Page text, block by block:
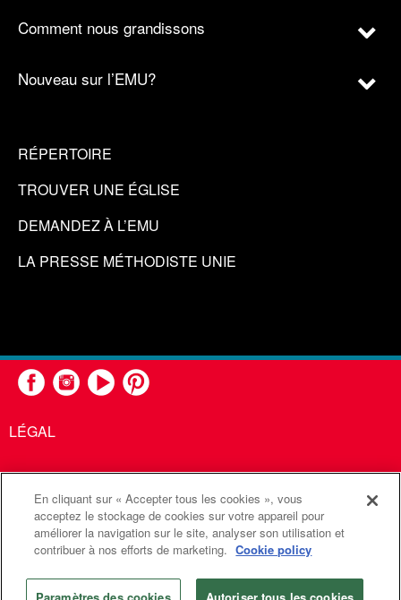
Comment nous grandissons
Nouveau sur l’EMU?
RÉPERTOIRE
TROUVER UNE ÉGLISE
DEMANDEZ À L’EMU
LA PRESSE MÉTHODISTE UNIE
LÉGAL
United Methodist Communications est une agence de l'Église
Méthodiste Unie
Communications Méthodistes Unies. Tous droits
réservés
En cliquant sur « Accepter tous les cookies », vous
acceptez le stockage de cookies sur votre appareil pour
améliorer la navigation sur le site, analyser son utilisation et
contribuer à nos efforts de marketing. Cookie policy